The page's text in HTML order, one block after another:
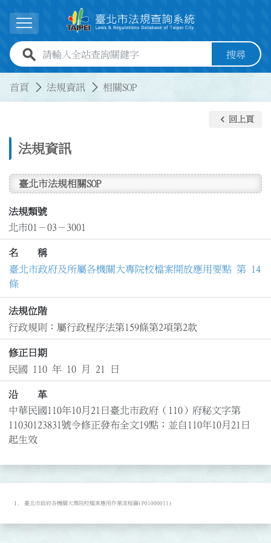
展開選單
全站查詢關鍵字欄位 搜尋
首頁 法規資訊 相關SOP
法規資訊
keyboard_arrow_left 回上頁
臺北市法規相關SOP
法規類號
北市01－03－3001
名 稱
臺北市政府及所屬各機關大專院校檔案開放應用要點 第 14
條
法規位階
行政規則：屬行政程序法第159條第2項第2款
修正日期
民國 110 年 10 月 21 日
沿 革
中華民國110年10月21日臺北市政府（110）府秘文字第
11030123831號令修正發布全文19點；並自110年10月21日
起生效
臺北市政府各機關大專院校檔案應用作業流程圖(P01000011)